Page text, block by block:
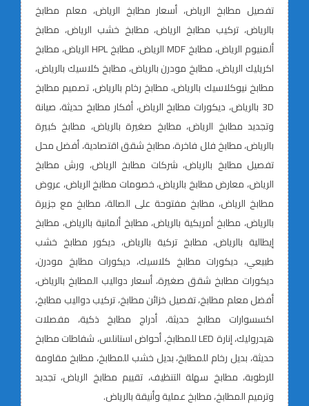
تفصيل مطابخ الرياض، أسعار مطابخ الرياض، معلم مطابخ
بالرياض، تركيب مطابخ الرياض، مطابخ خشب الرياض، مطابخ
ألمنيوم الرياض، مطابخ MDF الرياض، مطابخ HPL الرياض، مطابخ
اكريليك الرياض، مطابخ مودرن بالرياض، مطابخ كلاسيك بالرياض،
مطابخ نيوكلاسيك بالرياض، مطابخ رخام بالرياض، تصميم مطابخ
3D بالرياض، ديكورات مطابخ الرياض، أفكار مطابخ حديثة، صيانة
وتجديد مطابخ الرياض، مطابخ صغيرة بالرياض، مطابخ كبيرة
بالرياض، مطابخ فلل فاخرة، مطابخ شقق اقتصادية، أفضل محل
تفصيل مطابخ بالرياض، شركات مطابخ الرياض، ورش مطابخ
الرياض، معارض مطابخ بالرياض، خصومات مطابخ الرياض، عروض
مطابخ الرياض، مطابخ مفتوحة على الصالة، مطابخ مع جزيرة
بالرياض، مطابخ أمريكية بالرياض، مطابخ ألمانية بالرياض، مطابخ
إيطالية بالرياض، مطابخ تركية بالرياض، ديكور مطابخ خشب
طبيعي، ديكورات مطابخ كلاسيك، ديكورات مطابخ مودرن،
ديكورات مطابخ شقق صغيرة، أسعار دواليب المطابخ بالرياض،
أفضل معلم مطابخ، تفصيل خزائن مطابخ، تركيب دواليب مطابخ،
اكسسوارات مطابخ حديثة، أدراج مطابخ ذكية، مفصلات
هيدروليك، إنارة LED للمطابخ، أحواض استانلس، شفاطات مطابخ
حديثة، بديل رخام للمطابخ، بديل خشب للمطابخ، مطابخ مقاومة
للرطوبة، مطابخ سهلة التنظيف، تقييم مطابخ الرياض، تجديد
وترميم المطابخ، مطابخ عملية وأنيقة بالرياض.